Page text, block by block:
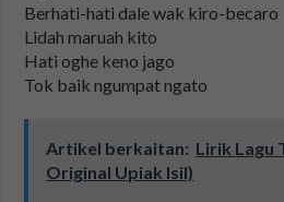
Berhati-hati dale wak kiro-becaro
Lidah maruah kito
Hati oghe keno jago
Tok baik ngumpat ngato
Artikel berkaitan: Lirik Lagu
Original Upiak Isil)